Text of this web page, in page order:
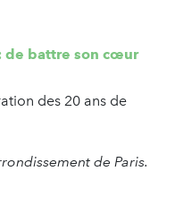
de battre son cœur
des 20 ans de
de Paris.